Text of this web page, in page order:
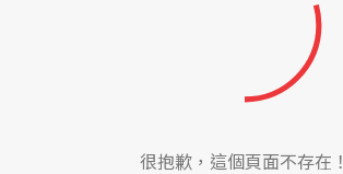
很抱歉，這個頁面不存在！